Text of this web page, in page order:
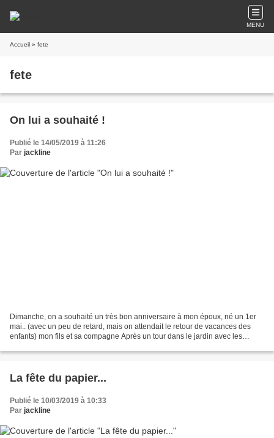
MENU
Accueil » fete
fete
On lui a souhaité !
Publié le 14/05/2019 à 11:26
Par jackline
Dimanche, on a souhaité un très bon anniversaire à mon époux, né un 1er
mai.. (avec un peu de retard, mais on attendait le retour de vacances des
enfants) mon fils et sa compagne Après un tour dans le jardin avec les
La fête du papier...
Publié le 10/03/2019 à 10:33
Par jackline